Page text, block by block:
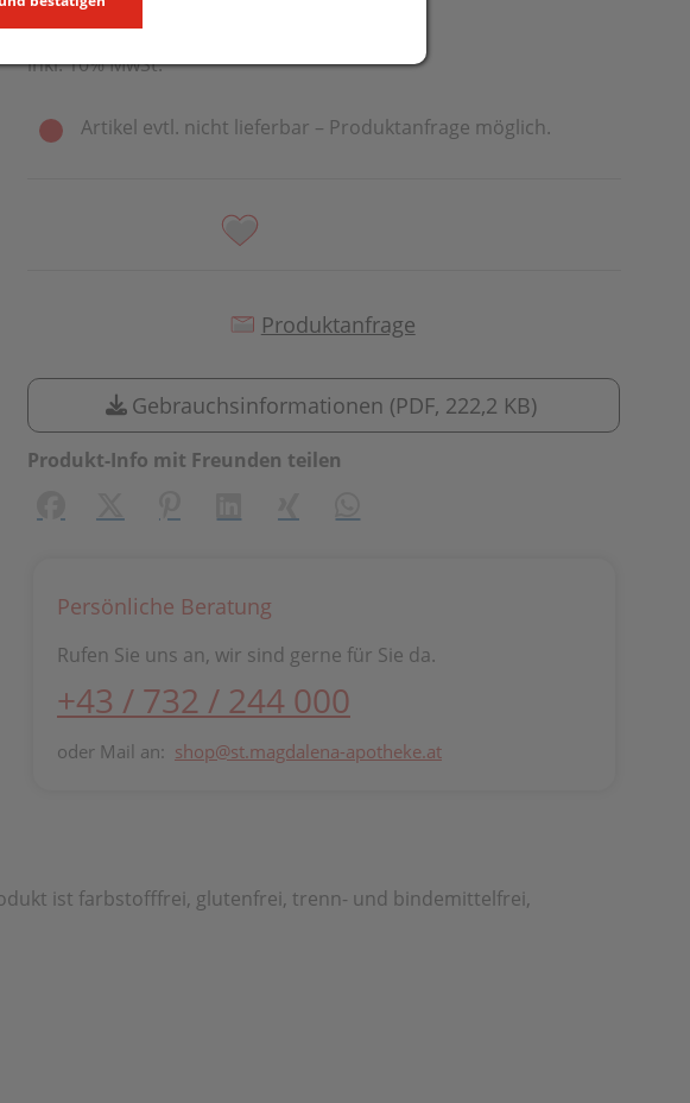
inkl. 10% MwSt.
Artikel evtl. nicht lieferbar – Produktanfrage möglich.
Produktanfrage
Gebrauchsinformationen (PDF, 222,2 KB)
Produkt-Info mit Freunden teilen
Persönliche Beratung
Rufen Sie uns an, wir sind gerne für Sie da.
+43 / 732 / 244 000
oder Mail an: shop@st.magdalena-apotheke.at
ist farbstofffrei, glutenfrei, trenn- und bindemittelfrei,